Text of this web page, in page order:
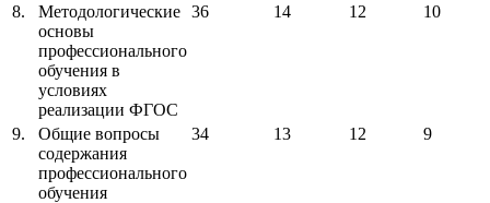
8.
Методологические
основы
профессионального
обучения в
условиях
реализации ФГОС
36 14 12 10
9.
Общие вопросы
содержания
профессионального
обучения
34 13 12 9